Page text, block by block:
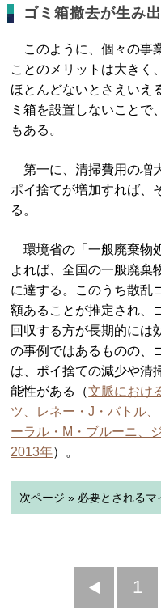
ゴミ箱撤去が生み
このように、個々の事
ことのメリットは大きく
ほとんどないとさえいえ
ミ箱を設置しないことで
もある。
第一に、清掃費用の増
ポイ捨てが増加すれば、
る。
環境省の「一般廃棄物
よれば、全国の一般廃棄
に達する。このうち散乱
額あることが推定され、
回収する方が長期的には
の事例ではあるものの、
は、ポイ捨ての減少や清
能性がある（文脈におけ
ツ、レネー・J・バトル
ーラル・M・ブルーニ、
2013年）。
次ページ » 必要とされるマ
前
1